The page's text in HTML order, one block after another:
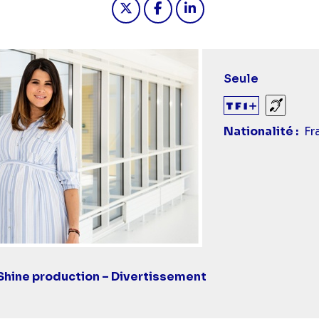
Seule
Sourds
Nationalité
production – Divertissement